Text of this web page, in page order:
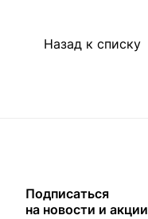
Назад к списку
Подписаться
на новости и акции